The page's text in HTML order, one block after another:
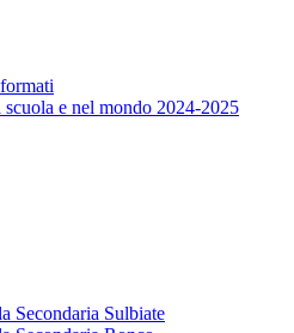
scuola e nel mondo 2024-2025
Secondaria Sulbiate